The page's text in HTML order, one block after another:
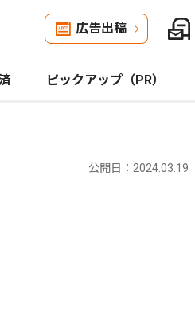
広告出稿
ピックアップ（PR）
公開日：2024.03.19